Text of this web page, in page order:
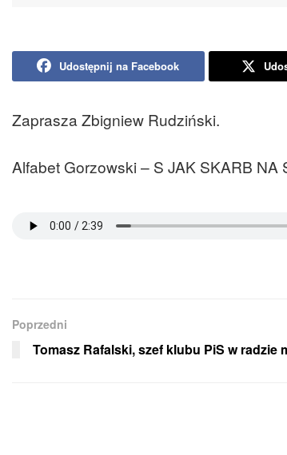
Udostępnij na Facebook
Zaprasza Zbigniew Rudziński.
Alfabet Gorzowski – S JAK SKARB NA
Poprzedni
Tomasz Rafalski, szef klubu PiS w radzie